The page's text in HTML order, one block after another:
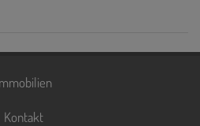
Kontakt